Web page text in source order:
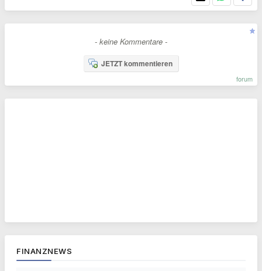
- keine Kommentare -
JETZT kommentieren
forum
FINANZNEWS